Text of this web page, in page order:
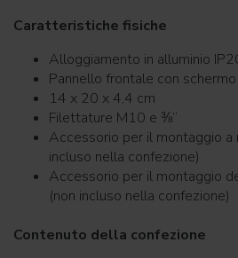
Caratteristiche fisiche
Alloggiamento in alluminio
Pannello frontale con
14 x 20 x 4,4 cm
Filettature M10 e ⅜”
Accessorio per il montaggio a
incluso nella confezione)
Accessorio per il montaggio
(non incluso nella confezione)
Contenuto della confezione